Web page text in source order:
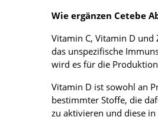
Wie ergänzen Cetebe
Vitamin C, Vitamin D
das unspezifische
wird es für die
Vitamin D ist sowohl an
bestimmter Stoffe, die
zu aktivieren und diese